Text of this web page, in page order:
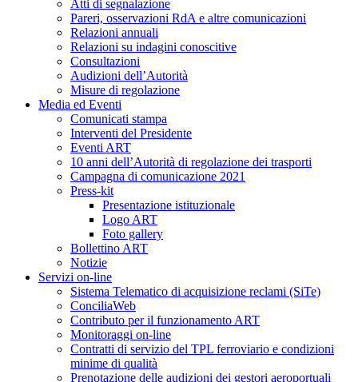
Atti di segnalazione
Pareri, osservazioni RdA e altre comunicazioni
Relazioni annuali
Relazioni su indagini conoscitive
Consultazioni
Audizioni dell’Autorità
Misure di regolazione
Media ed Eventi
Comunicati stampa
Interventi del Presidente
Eventi ART
10 anni dell’Autorità di regolazione dei trasporti
Campagna di comunicazione 2021
Press-kit
Presentazione istituzionale
Logo ART
Foto gallery
Bollettino ART
Notizie
Servizi on-line
Sistema Telematico di acquisizione reclami (SiTe)
ConciliaWeb
Contributo per il funzionamento ART
Monitoraggi on-line
Contratti di servizio del TPL ferroviario e condizioni
minime di qualità
Prenotazione delle audizioni dei gestori aeroportuali